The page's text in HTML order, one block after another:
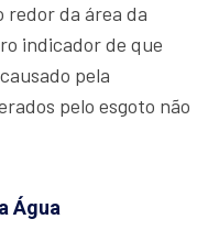
redor da área da
indicador de que
pela
pelo esgoto não
Água